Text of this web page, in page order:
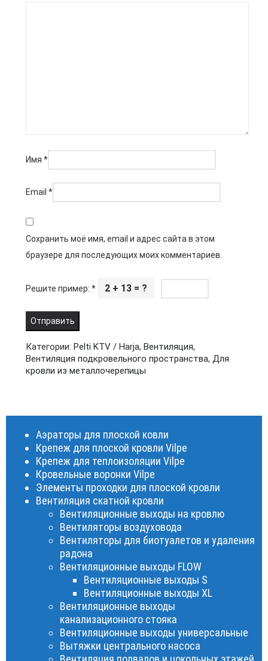
Имя *
Email *
Сохранить моё имя, email и адрес сайта в этом
браузере для последующих моих комментариев.
Решите пример: * 2 + 13 = ?
Категории: Pelti KTV / Harja, Вентиляция,
Вентиляция подкровельного пространства, Для
кровли из металлочерепицы
Аэраторы для плоской ковли
Крепеж для плоской кровли Vilpe
Крепеж для теплоизоляции Vilpe
Кровельные воронки Vilpe
Элементы проходки для плоской кровли
Вентиляция скатной кровли
Вентиляционные выходы на кровлю
Вентиляторы воздуховода
Вентиляторы для биотуалетов и удаления
радона
Вентиляционные выходы FLOW
Вентиляционные выходы S
Вентиляционные выходы XL
Вентиляционные выходы
канализационного стояка
Вентиляционные выходы универсальные
Вытяжки центрального насоса